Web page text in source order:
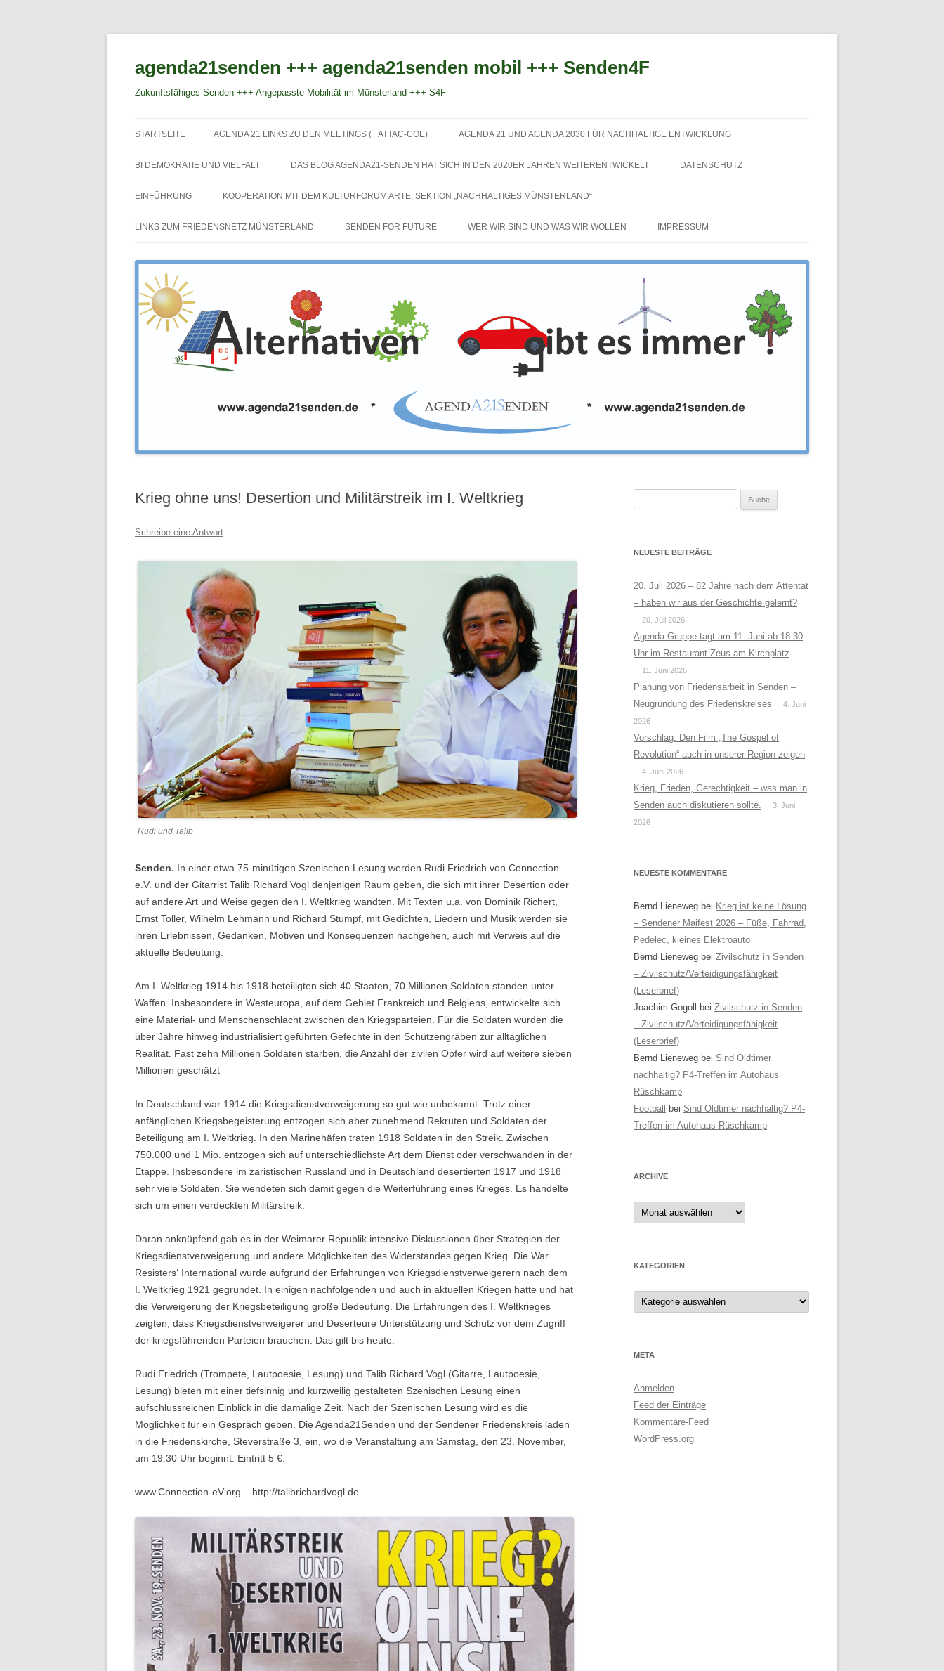
agenda21senden +++ agenda21senden mobil +++ Senden4F
Zukunftsfähiges Senden +++ Angepasste Mobilität im Münsterland +++ S4F
Inhalt
STARTSEITE AGENDA 21 LINKS ZU DEN MEETINGS (+ ATTAC-COE) AGENDA 21 UND AGENDA 2030 FÜR NACHHALTIGE ENTWICKLUNG
BI DEMOKRATIE UND VIELFALT DAS BLOG AGENDA21-SENDEN HAT SICH IN DEN 2020ER JAHREN WEITERENTWICKELT DATENSCHUTZ
EINFÜHRUNG KOOPERATION MIT DEM KULTURFORUM ARTE, SEKTION „NACHHALTIGES MÜNSTERLAND“
LINKS ZUM FRIEDENSNETZ MÜNSTERLAND SENDEN FOR FUTURE WER WIR SIND UND WAS WIR WOLLEN IMPRESSUM
Krieg ohne uns! Desertion und Militärstreik im I. Weltkrieg
Schreibe eine Antwort
Rudi und Talib
Senden. In einer etwa 75-minütigen Szenischen Lesung werden Rudi Friedrich von Connection
e.V. und der Gitarrist Talib Richard Vogl denjenigen Raum geben, die sich mit ihrer Desertion oder
auf andere Art und Weise gegen den I. Weltkrieg wandten. Mit Texten u.a. von Dominik Richert,
Ernst Toller, Wilhelm Lehmann und Richard Stumpf, mit Gedichten, Liedern und Musik werden sie
ihren Erlebnissen, Gedanken, Motiven und Konsequenzen nachgehen, auch mit Verweis auf die
aktuelle Bedeutung.
Am I. Weltkrieg 1914 bis 1918 beteiligten sich 40 Staaten, 70 Millionen Soldaten standen unter
Waffen. Insbesondere in Westeuropa, auf dem Gebiet Frankreich und Belgiens, entwickelte sich
eine Material- und Menschenschlacht zwischen den Kriegsparteien. Für die Soldaten wurden die
über Jahre hinweg industrialisiert geführten Gefechte in den Schützengräben zur alltäglichen
Realität. Fast zehn Millionen Soldaten starben, die Anzahl der zivilen Opfer wird auf weitere sieben
Millionen geschätzt
In Deutschland war 1914 die Kriegsdienstverweigerung so gut wie unbekannt. Trotz einer
anfänglichen Kriegsbegeisterung entzogen sich aber zunehmend Rekruten und Soldaten der
Beteiligung am I. Weltkrieg. In den Marinehäfen traten 1918 Soldaten in den Streik. Zwischen
750.000 und 1 Mio. entzogen sich auf unterschiedlichste Art dem Dienst oder verschwanden in der
Etappe. Insbesondere im zaristischen Russland und in Deutschland desertierten 1917 und 1918
sehr viele Soldaten. Sie wendeten sich damit gegen die Weiterführung eines Krieges. Es handelte
sich um einen verdeckten Militärstreik.
Daran anknüpfend gab es in der Weimarer Republik intensive Diskussionen über Strategien der
Kriegsdienstverweigerung und andere Möglichkeiten des Widerstandes gegen Krieg. Die War
Resisters‘ International wurde aufgrund der Erfahrungen von Kriegsdienstverweigerern nach dem
I. Weltkrieg 1921 gegründet. In einigen nachfolgenden und auch in aktuellen Kriegen hatte und hat
die Verweigerung der Kriegsbeteiligung große Bedeutung. Die Erfahrungen des I. Weltkrieges
zeigten, dass Kriegsdienstverweigerer und Deserteure Unterstützung und Schutz vor dem Zugriff
der kriegsführenden Parteien brauchen. Das gilt bis heute.
Rudi Friedrich (Trompete, Lautpoesie, Lesung) und Talib Richard Vogl (Gitarre, Lautpoesie,
Lesung) bieten mit einer tiefsinnig und kurzweilig gestalteten Szenischen Lesung einen
aufschlussreichen Einblick in die damalige Zeit. Nach der Szenischen Lesung wird es die
Möglichkeit für ein Gespräch geben. Die Agenda21Senden und der Sendener Friedenskreis laden
in die Friedenskirche, Steverstraße 3, ein, wo die Veranstaltung am Samstag, den 23. November,
um 19.30 Uhr beginnt. Eintritt 5 €.
www.Connection-eV.org – http://talibrichardvogl.de
NEUESTE BEITRÄGE
20. Juli 2026 – 82 Jahre nach dem Attentat
– haben wir aus der Geschichte gelernt?
20. Juli 2026
Agenda-Gruppe tagt am 11. Juni ab 18.30
Uhr im Restaurant Zeus am Kirchplatz
11. Juni 2026
Planung von Friedensarbeit in Senden –
Neugründung des Friedenskreises
4. Juni
2026
Vorschlag: Den Film „The Gospel of
Revolution“ auch in unserer Region zeigen
4. Juni 2026
Krieg, Frieden, Gerechtigkeit – was man in
Senden auch diskutieren sollte.
3. Juni
2026
NEUESTE KOMMENTARE
Bernd Lieneweg bei Krieg ist keine Lösung
– Sendener Maifest 2026 – Füße, Fahrrad,
Pedelec, kleines Elektroauto
Bernd Lieneweg bei Zivilschutz in Senden
– Zivilschutz/Verteidigungsfähigkeit
(Leserbrief)
Joachim Gogoll
bei Zivilschutz in Senden
– Zivilschutz/Verteidigungsfähigkeit
(Leserbrief)
Bernd Lieneweg bei Sind Oldtimer
nachhaltig? P4-Treffen im Autohaus
Rüschkamp
Football
bei Sind Oldtimer nachhaltig? P4-
Treffen im Autohaus Rüschkamp
ARCHIVE
Archive
KATEGORIEN
Kategorien
META
Anmelden
Feed der Einträge
Kommentare-Feed
WordPress.org